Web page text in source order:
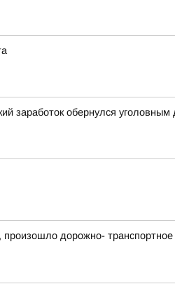
заработок обернулся
дорожно-